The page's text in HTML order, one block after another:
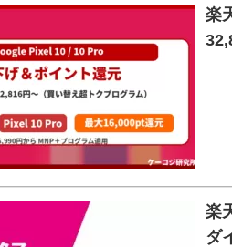
楽
楽
ダ